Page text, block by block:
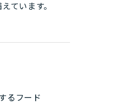
ています。
るフード